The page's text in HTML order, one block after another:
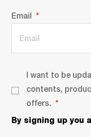
Email
I want to be
contents,
offers.
By signing up you